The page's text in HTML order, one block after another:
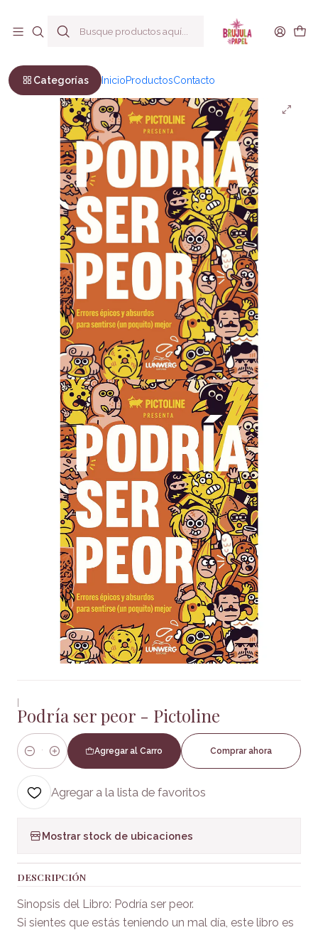
Categorías InicioProductosContacto
Novela Gráfica
|
Podría ser peor - Pictoline
Cantidad
Agregar al Carro Comprar ahora
Agregar a la lista de favoritos
Mostrar stock de ubicaciones
DESCRIPCIÓN
Sinopsis del Libro: Podría ser peor.
Si sientes que estás teniendo un mal día, este libro es